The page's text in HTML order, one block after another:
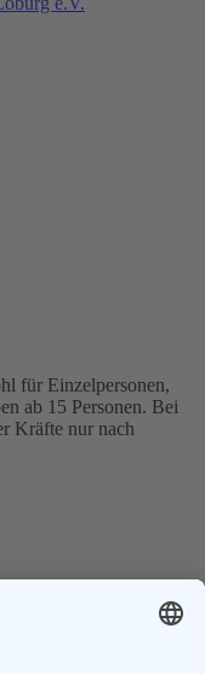
für Einzelpersonen,
ab 15 Personen. Bei
Kräfte nur nach